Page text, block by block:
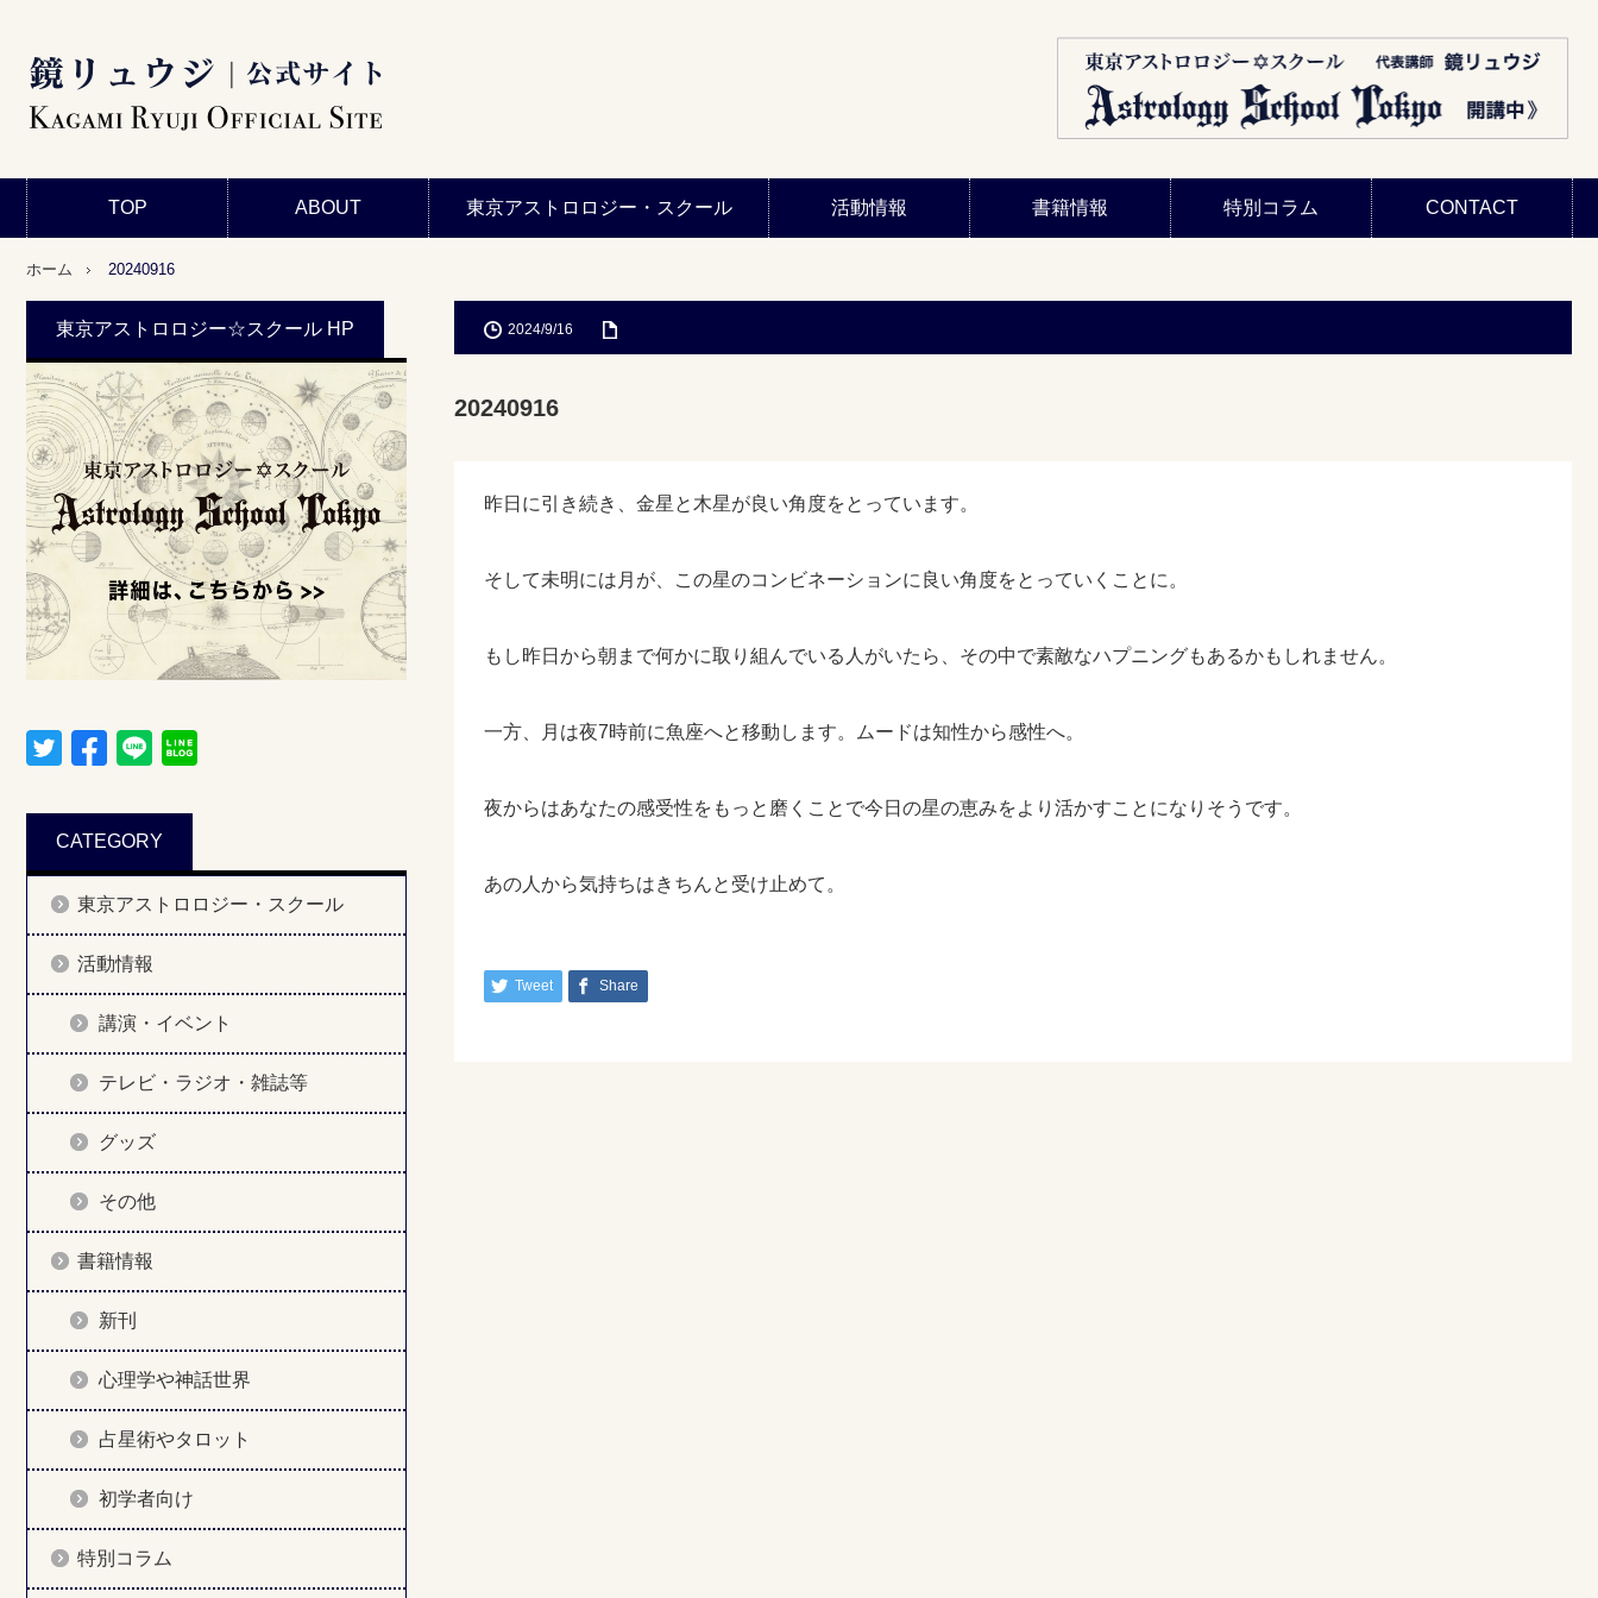
TOP ABOUT 東京アストロロジー・スクール 活動情報 書籍情報 特別コラム CONTACT
ホーム 20240916
2024/9/16
20240916
昨日に引き続き、金星と木星が良い角度をとっています。
そして未明には月が、この星のコンビネーションに良い角度をとっていくことに。
もし昨日から朝まで何かに取り組んでいる人がいたら、その中で素敵なハプニングもあるかもしれません。
一方、月は夜7時前に魚座へと移動します。ムードは知性から感性へ。
夜からはあなたの感受性をもっと磨くことで今日の星の恵みをより活かすことになりそうです。
あの人から気持ちはきちんと受け止めて。
Tweet Share
東京アストロロジー☆スクール HP
CATEGORY
東京アストロロジー・スクール
活動情報
講演・イベント
テレビ・ラジオ・雑誌等
グッズ
その他
書籍情報
新刊
心理学や神話世界
占星術やタロット
初学者向け
特別コラム